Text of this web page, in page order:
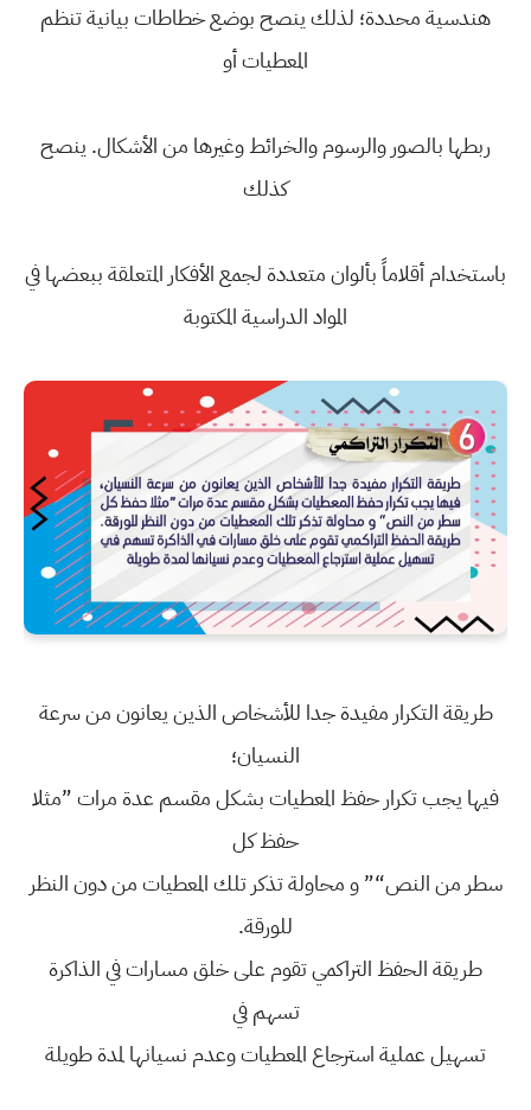
هندسية محددة؛ لذلك ينصح بوضع خطاطات بيانية تنظم
المعطيات أو
ربطها بالصور والرسوم والخرائط وغيرها من الأشكال. ينصح
كذلك
باستخدام أقلاماً بألوان متعددة لجمع الأفكار المتعلقة ببعضها في
المواد الدراسية المكتوبة
طريقة التكرار مفيدة جدا للأشخاص الذين يعانون من سرعة
النسيان؛
فيها يجب تكرار حفظ المعطيات بشكل مقسم عدة مرات ”مثلا
حفظ كل
سطر من النص“” و محاولة تذكر تلك المعطيات من دون النظر
للورقة.
طريقة الحفظ التراكمي تقوم على خلق مسارات في الذاكرة
تسهم في
تسهيل عملية استرجاع المعطيات وعدم نسيانها لمدة طويلة